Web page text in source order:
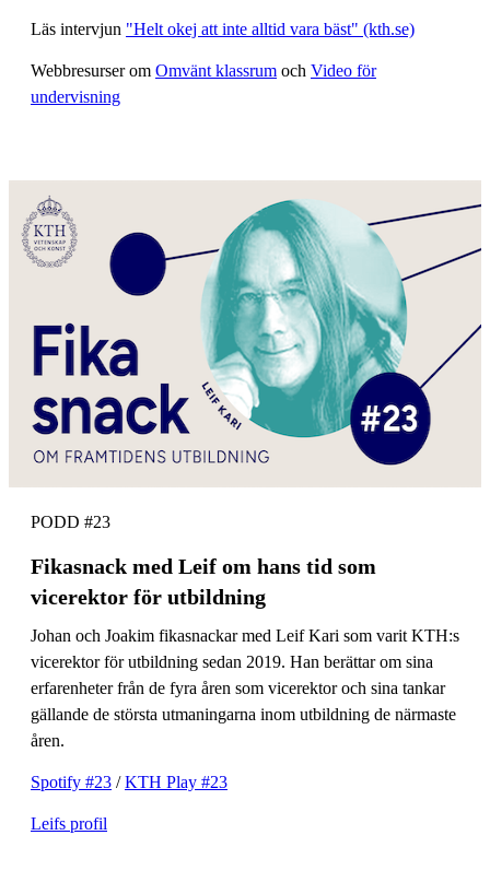
Läs intervjun "Helt okej att inte alltid vara bäst" (kth.se)
Webbresurser om Omvänt klassrum och Video för
undervisning
PODD #23
Fikasnack med Leif om hans tid som
vicerektor för utbildning
Johan och Joakim fikasnackar med Leif Kari som varit KTH:s
vicerektor för utbildning sedan 2019. Han berättar om sina
erfarenheter från de fyra åren som vicerektor och sina tankar
gällande de största utmaningarna inom utbildning de närmaste
åren.
Spotify #23 /KTH Play #23
Leifs profil